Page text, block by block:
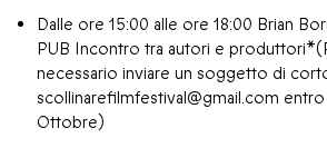
Dalle ore 15:00 alle ore 18:00 Brian
PUB Incontro tra autori e
necessario inviare un soggetto di
scollinarefilmfestival@gmail.com
Ottobre)